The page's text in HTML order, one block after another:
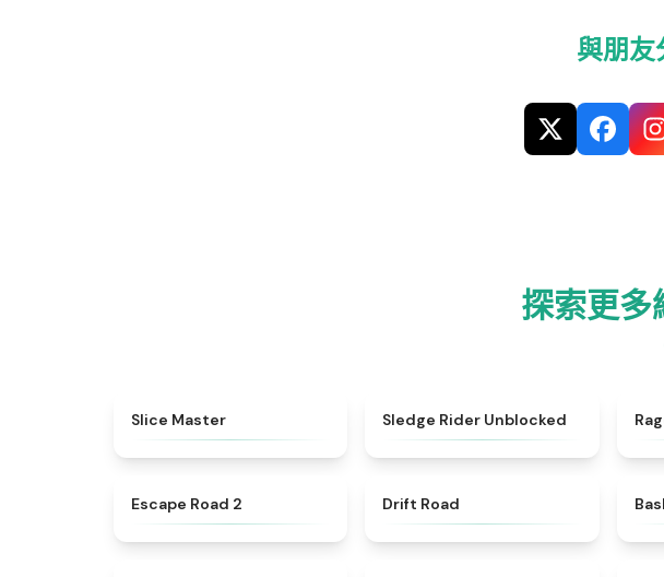
與朋友
探索更多
Slice Master 4.7
Sledge Rider Unblocked
Escape Road 2 Drift Road